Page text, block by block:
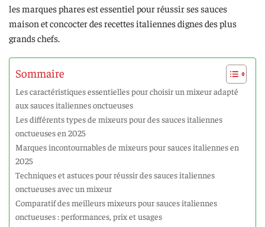
les marques phares est essentiel pour réussir ses sauces
maison et concocter des recettes italiennes dignes des plus
grands chefs.
Sommaire
Les caractéristiques essentielles pour choisir un mixeur adapté
aux sauces italiennes onctueuses
Les différents types de mixeurs pour des sauces italiennes
onctueuses en 2025
Marques incontournables de mixeurs pour sauces italiennes en
2025
Techniques et astuces pour réussir des sauces italiennes
onctueuses avec un mixeur
Comparatif des meilleurs mixeurs pour sauces italiennes
onctueuses : performances, prix et usages